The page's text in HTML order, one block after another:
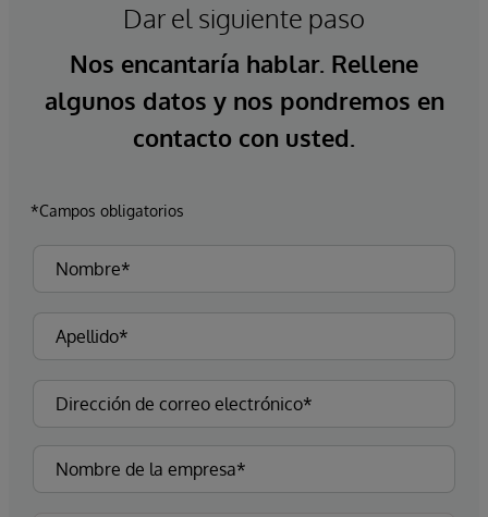
Dar el siguiente paso
Nos encantaría hablar. Rellene
algunos datos y nos pondremos en
contacto con usted.
*Campos obligatorios